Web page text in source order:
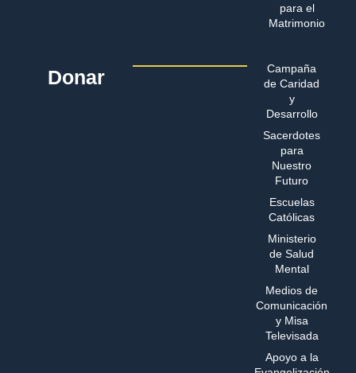
para el
Matrimonio
Donar
Campaña
de Caridad
y
Desarrollo
Sacerdotes
para
Nuestro
Futuro
Escuelas
Católicas
Ministerio
de Salud
Mental
Medios de
Comunicación
y Misa
Televisada
Apoyo a la